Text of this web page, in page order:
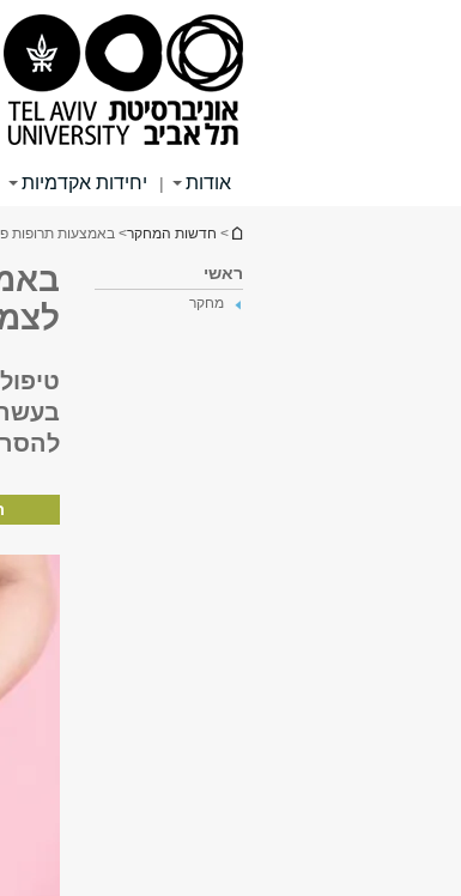
אודות | יחידות אקדמיות
הינך נמצא כאן
> חדשות המחקר> באמצעות תרופות
ראשי
מחקר